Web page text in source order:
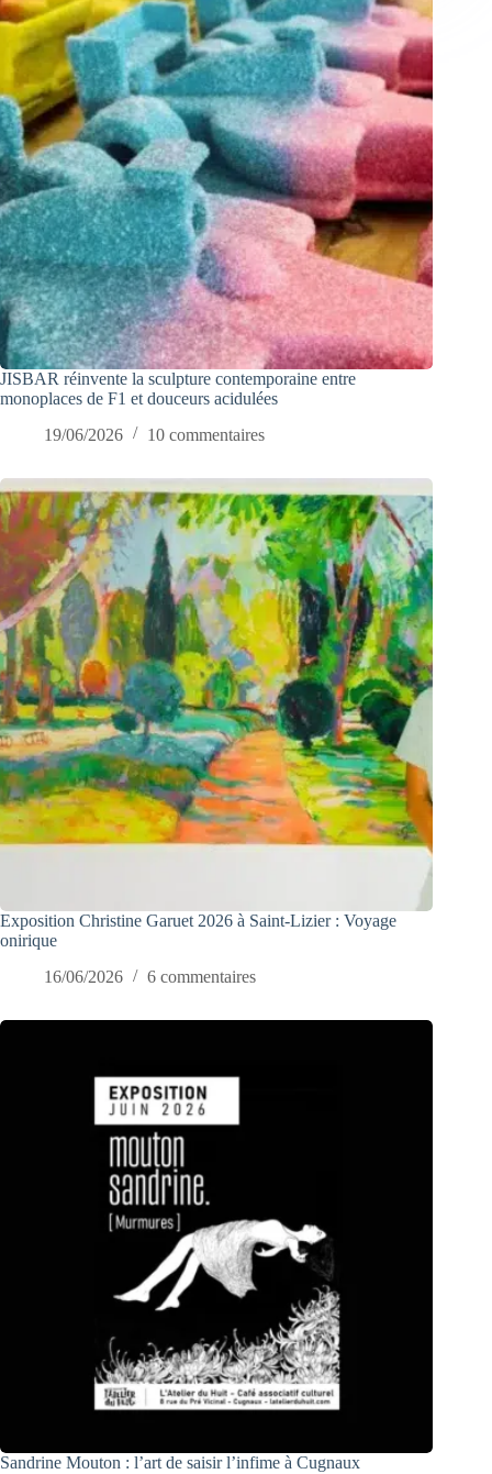
JISBAR réinvente la sculpture contemporaine entre
monoplaces de F1 et douceurs acidulées
19/06/2026
10 commentaires
Exposition Christine Garuet 2026 à Saint-Lizier : Voyage
onirique
16/06/2026
6 commentaires
Sandrine Mouton : l’art de saisir l’infime à Cugnaux